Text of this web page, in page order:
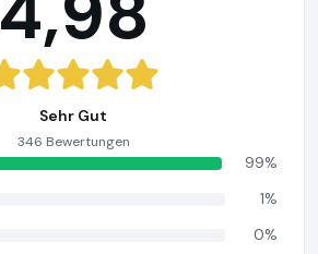
Sehr Gut
346 Bewertungen
99%
1%
0%